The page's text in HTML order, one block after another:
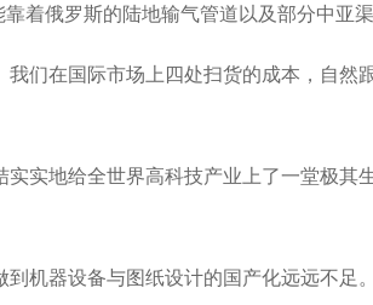
俄罗斯的陆地输气管道以及部分中亚
在国际市场上四处扫货的成本，自然
地给全世界高科技产业上了一堂极其
器设备与图纸设计的国产化远远不足